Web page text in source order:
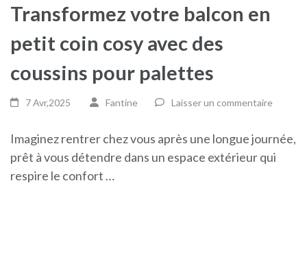
Transformez votre balcon en
petit coin cosy avec des
coussins pour palettes
7 Avr,2025 Fantine Laisser un commentaire
Imaginez rentrer chez vous après une longue journée,
prêt à vous détendre dans un espace extérieur qui
respire le confort …